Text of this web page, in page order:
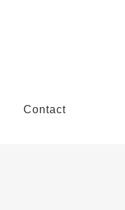
Contact